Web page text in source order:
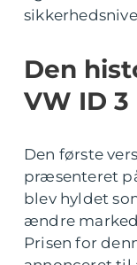
Den
VW ID 3
Den første
præsenteret
blev hyldet
ændre
Prisen for